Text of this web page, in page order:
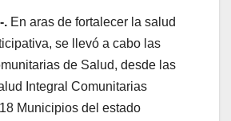
. En aras de fortalecer la salud
se llevó a cabo las
de Salud, desde las
Integral Comunitarias
Municipios del estado